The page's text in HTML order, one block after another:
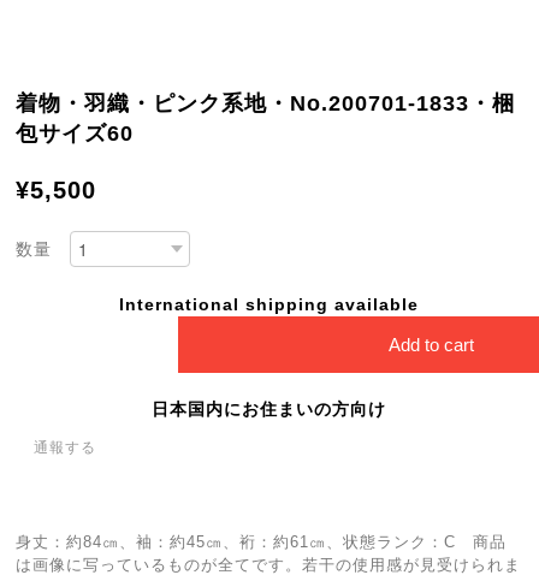
着物・羽織・ピンク系地・No.200701-1833・梱
包サイズ60
¥5,500
数量
International shipping available
Add to cart
日本国内にお住まいの方向け
通報する
身丈：約84㎝、袖：約45㎝、裄：約61㎝、状態ランク：C 商品
は画像に写っているものが全てです。若干の使用感が見受けられま